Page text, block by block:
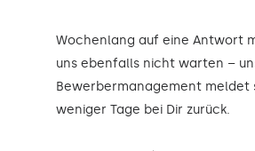
Wochenlang auf eine Antwort
uns ebenfalls nicht warten –
Bewerbermanagement meldet
weniger Tage bei Dir zurück.